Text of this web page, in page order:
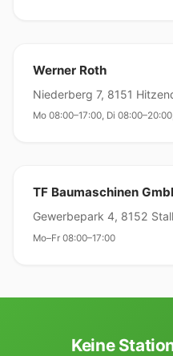
Werner Roth
Niederberg 7, 8151
Mo 08:00–17:00, Di
TF Baumaschinen
Gewerbepark 4, 8152
Mo–Fr 08:00–17:00
Keine